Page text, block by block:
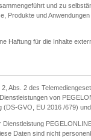
und zu
Produkte und
Haftung für die Inhalte
Abs. 2 des
von
GVO, EU 2016 /679)
Daten sind nicht